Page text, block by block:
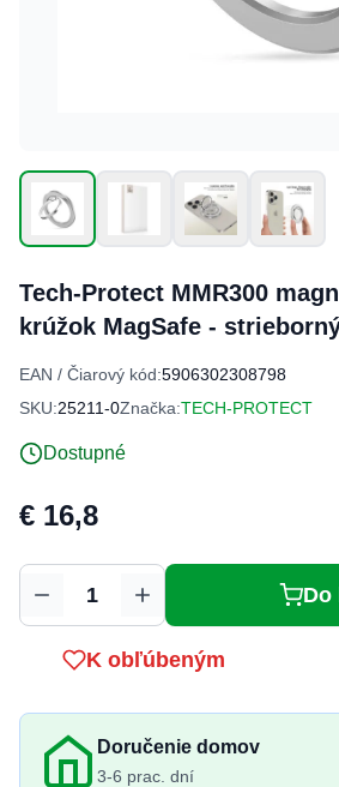
Tech-Protect MMR300
krúžok MagSafe -
EAN / Čiarový kód:5906302308798
SKU:25211-0Značka:TECH-PROTECT
Dostupné
€ 16,8
Množstvo Do
K obľúbeným
Doručenie domov
3-6 prac. dní